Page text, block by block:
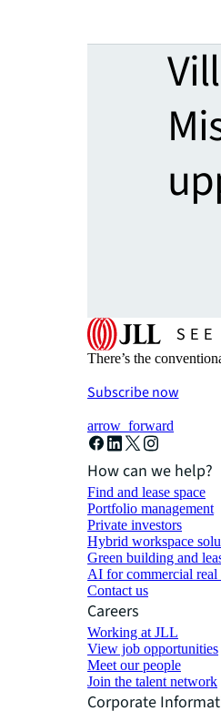
There’s the
Subscribe now
arrow_forward
How can we help?
Find and lease space
Portfolio management
Private investors
Hybrid workspace
Green building and
AI for commercial real
Contact us
Careers
Working at JLL
View job opportunities
Meet our people
Join the talent network
Corporate